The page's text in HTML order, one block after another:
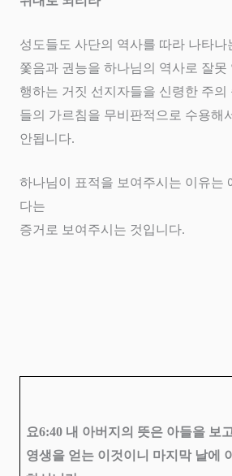
성도들도 사단의 역사를 따라 나타나
쫓음과 권능을 하나님의 역사로 잘못
행하는 거짓 선지자들을 신령한 주의
들의 가르침을 무비판적으로 수용해
안됩니다.
하나님이 표적을 보여주시는 이유는
다는
증거로 보여주시는 것입니다.
요6:40 내 아버지의 뜻은 아들을 보
영생을 얻는 이것이니 마지막 날에